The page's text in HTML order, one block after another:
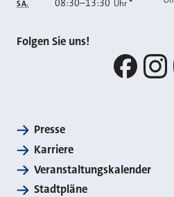
SA. 08:30–13:30 Uhr *
Folgen Sie uns!
Presse
Karriere
Veranstaltungskalender
Stadtpläne